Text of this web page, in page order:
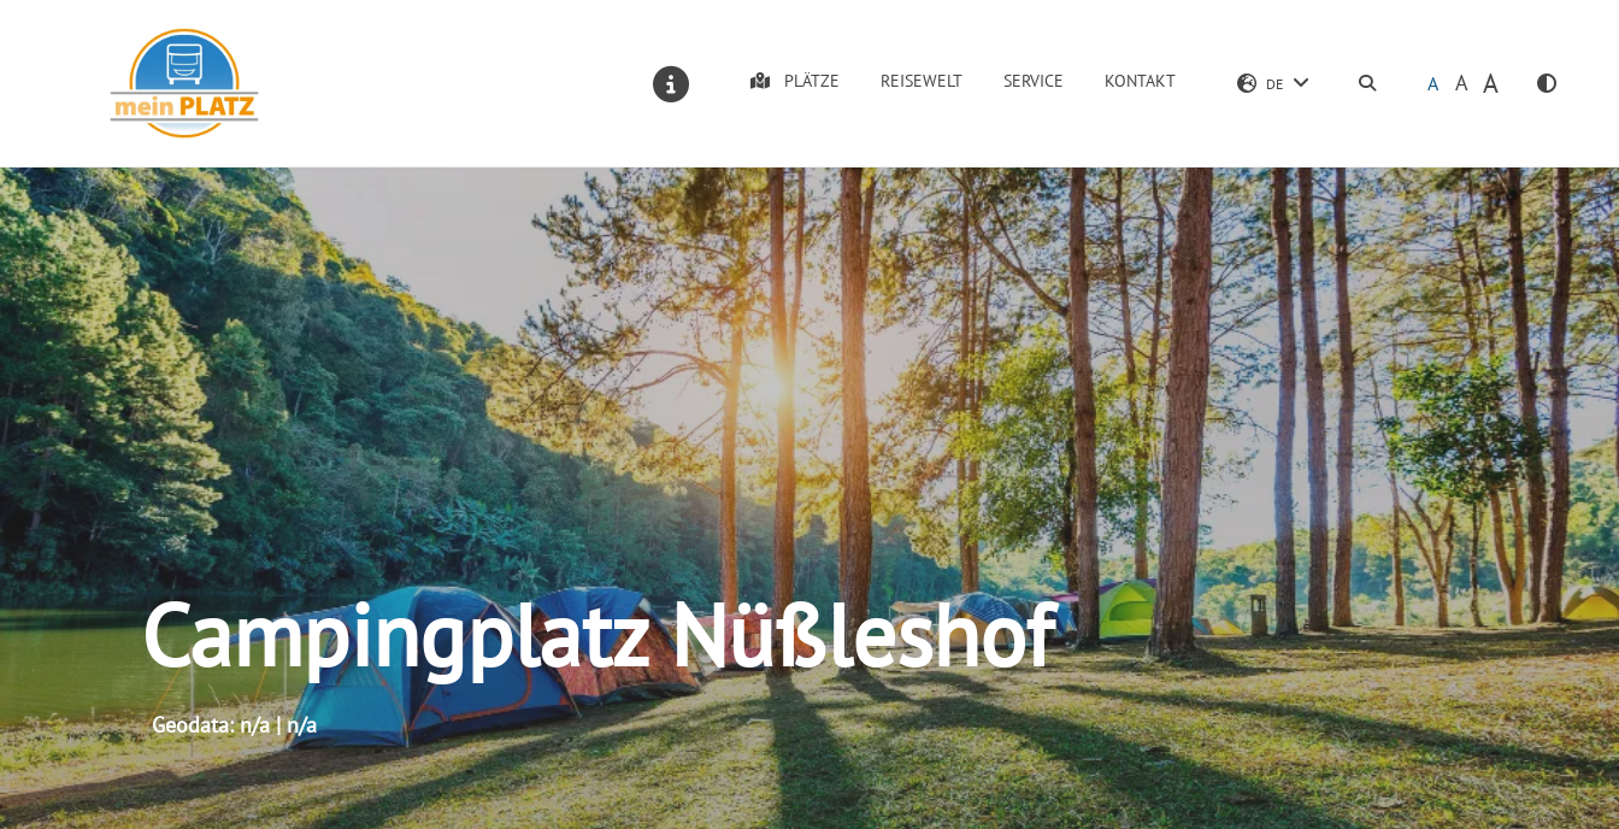
PLÄTZE REISEWELT SERVICE KONTAKT DE SUCHENA A A
Campingplatz Nüßleshof
Geodata: n/a | n/a